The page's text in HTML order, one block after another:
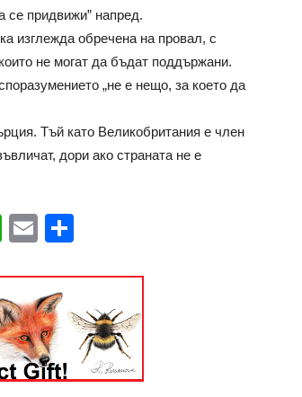
се придвижи” напред.
изглежда обречена на провал, с
не могат да бъдат поддържани.
„не е нещо, за което да
Тъй като Великобритания е член
дори ако страната не е
WhatsApp
Email